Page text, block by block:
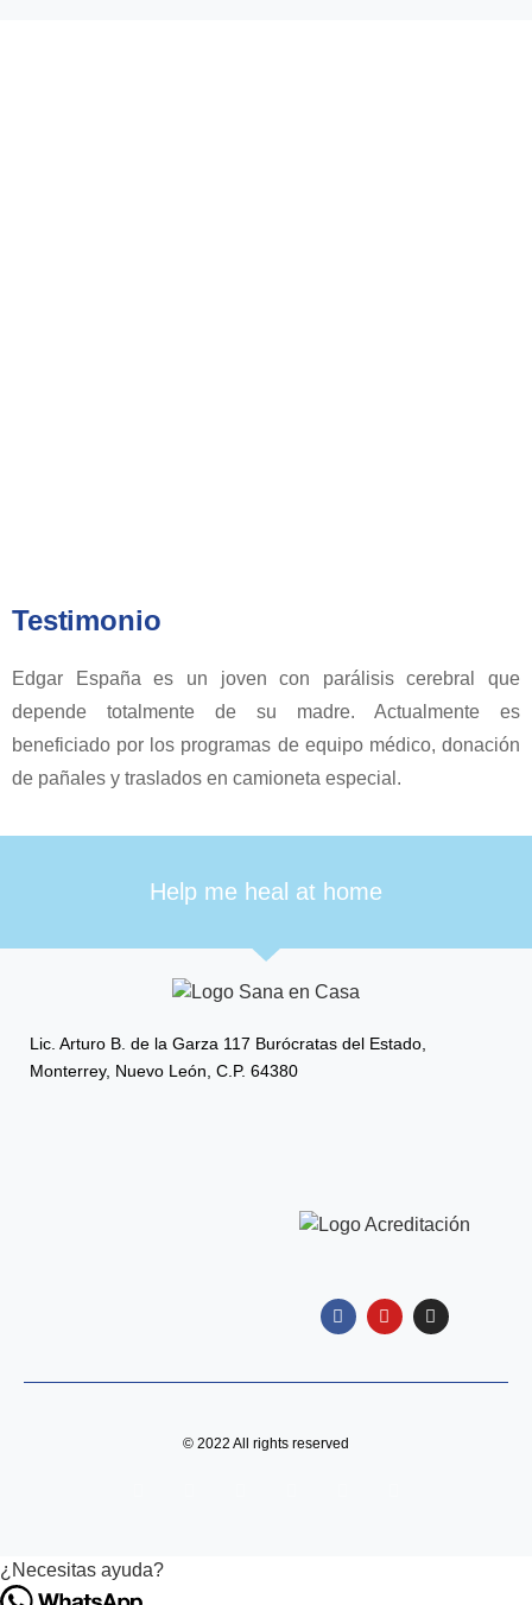
Testimonio
Edgar España es un joven con parálisis cerebral que
depende totalmente de su madre. Actualmente es
beneficiado por los programas de equipo médico, donación
de pañales y traslados en camioneta especial.
Help me heal at home
Lic. Arturo B. de la Garza 117 Burócratas del Estado,
Monterrey, Nuevo León, C.P. 64380
© 2022 All rights reserved
¿Necesitas ayuda?